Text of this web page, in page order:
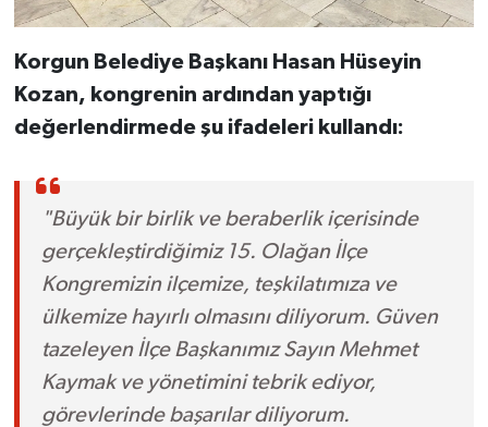
Korgun Belediye Başkanı Hasan Hüseyin
Kozan, kongrenin ardından yaptığı
değerlendirmede şu ifadeleri kullandı:
"Büyük bir birlik ve beraberlik içerisinde
gerçekleştirdiğimiz 15. Olağan İlçe
Kongremizin ilçemize, teşkilatımıza ve
ülkemize hayırlı olmasını diliyorum. Güven
tazeleyen İlçe Başkanımız Sayın Mehmet
Kaymak ve yönetimini tebrik ediyor,
görevlerinde başarılar diliyorum.